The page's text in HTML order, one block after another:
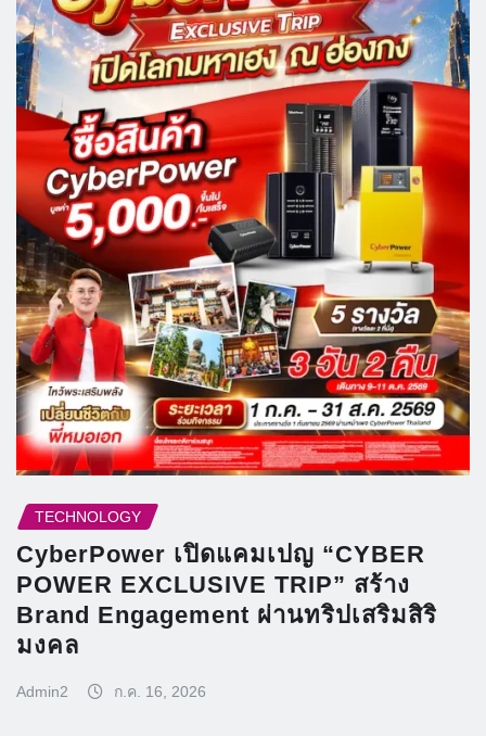
TECHNOLOGY
CyberPower เปิดแคมเปญ “CYBER
POWER EXCLUSIVE TRIP” สร้าง
Brand Engagement ผ่านทริปเสริมสิริ
มงคล
Admin2 ก.ค. 16, 2026